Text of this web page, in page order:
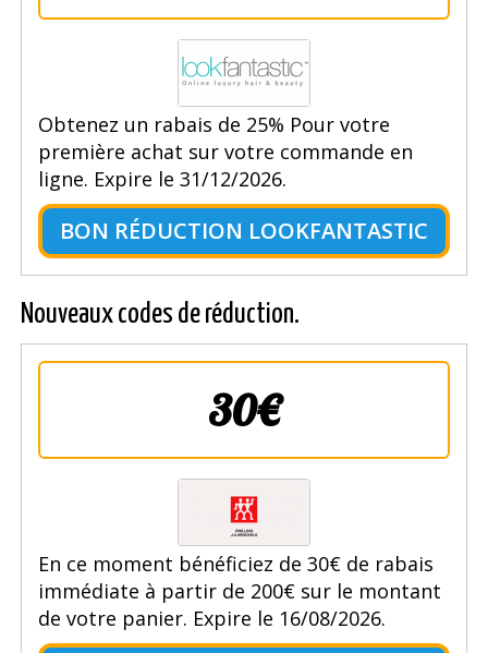
Obtenez un rabais de 25% Pour votre
première achat sur votre commande en
ligne. Expire le 31/12/2026.
BON RÉDUCTION LOOKFANTASTIC
Nouveaux codes de réduction.
30€
En ce moment bénéficiez de 30€ de rabais
immédiate à partir de 200€ sur le montant
de votre panier. Expire le 16/08/2026.